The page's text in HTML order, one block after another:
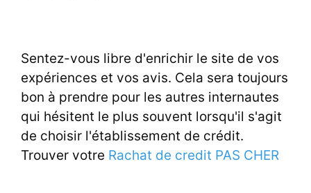
Sentez-vous libre d'enrichir le site de vos
expériences et vos avis. Cela sera toujours
bon à prendre pour les autres internautes
qui hésitent le plus souvent lorsqu'il s'agit
de choisir l'établissement de crédit.
Trouver votre Rachat de credit PAS CHER